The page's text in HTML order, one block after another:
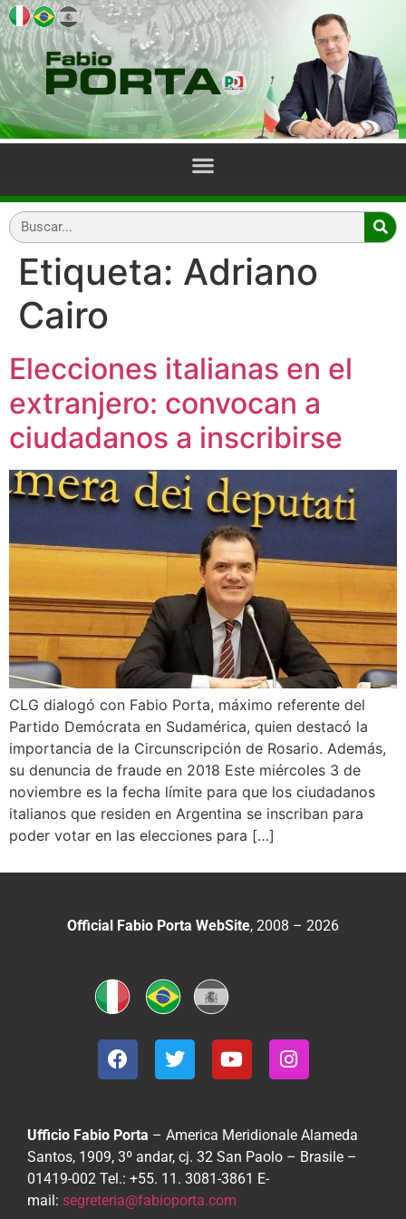
Etiqueta: Adriano
Cairo
Elecciones italianas en el
extranjero: convocan a
ciudadanos a inscribirse
CLG dialogó con Fabio Porta, máximo referente del
Partido Demócrata en Sudamérica, quien destacó la
importancia de la Circunscripción de Rosario. Además,
su denuncia de fraude en 2018 Este miércoles 3 de
noviembre es la fecha límite para que los ciudadanos
italianos que residen en Argentina se inscriban para
poder votar en las elecciones para […]
Official Fabio Porta WebSite, 2008 – 2026
Ufficio Fabio Porta – America Meridionale Alameda
Santos, 1909, 3º andar, cj. 32 San Paolo – Brasile –
01419-002 Tel.: +55. 11. 3081-3861 E-
mail: segreteria@fabioporta.com